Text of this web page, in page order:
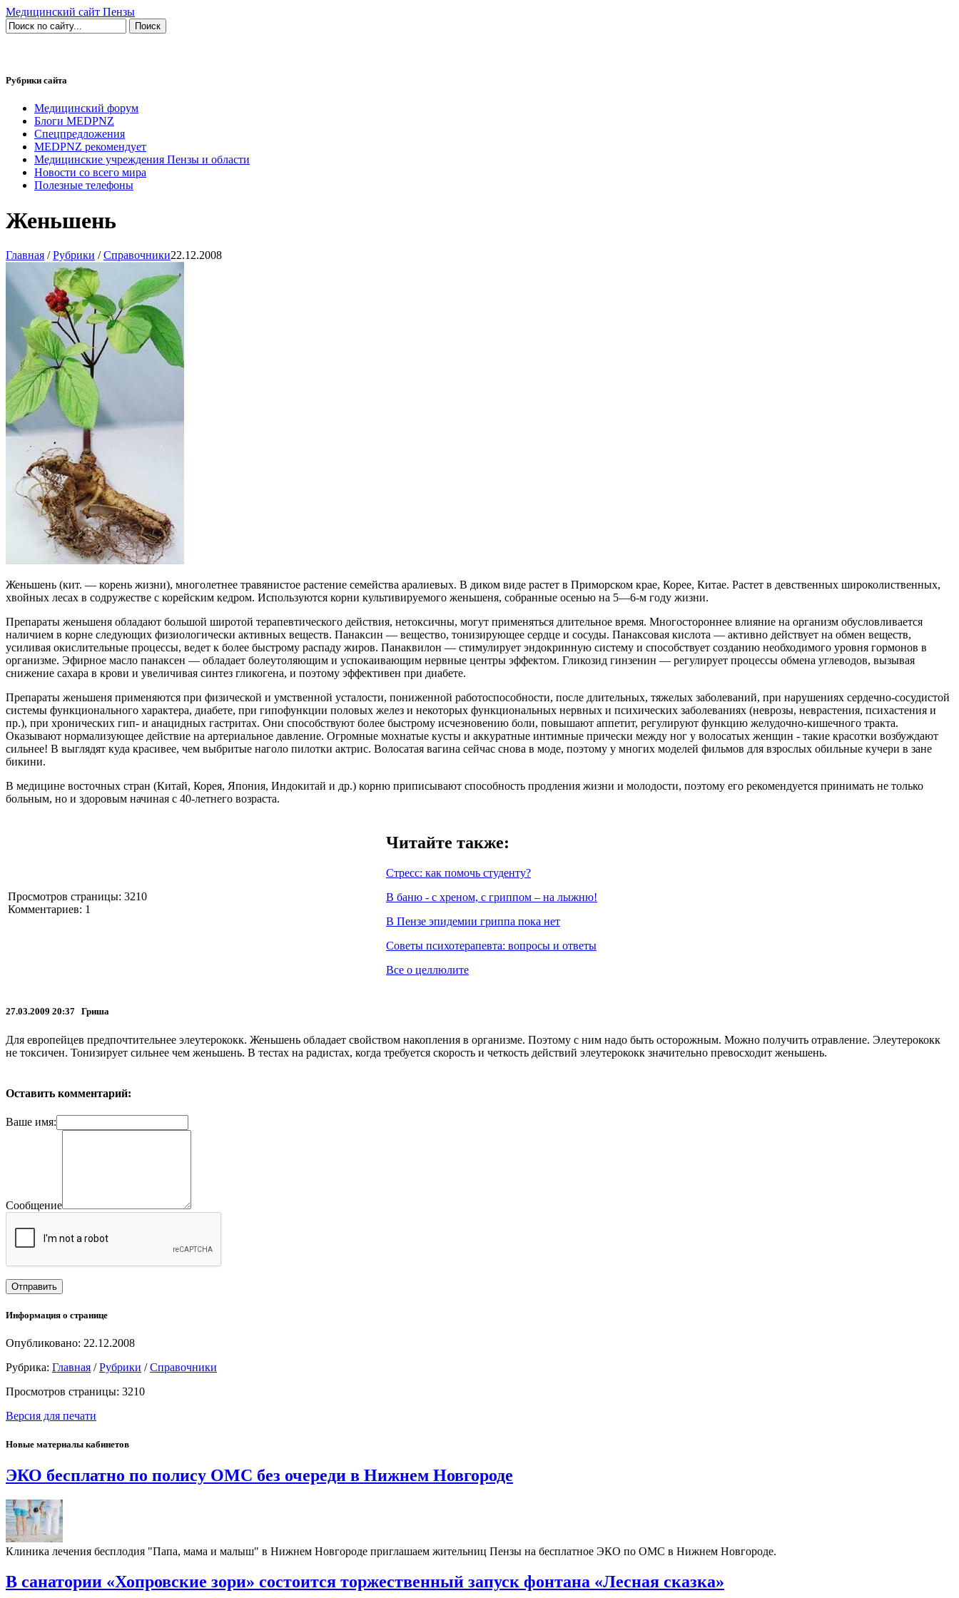
Медицинский сайт Пензы
Рубрики сайта
Медицинский форум
Блоги MEDPNZ
Спецпредложения
MEDPNZ рекомендует
Медицинские учреждения Пензы и области
Новости со всего мира
Полезные телефоны
Женьшень
Главная /Рубрики /Справочники22.12.2008
Женьшень (кит. — корень жизни), многолетнее травянистое растение семейства аралиевых. В диком виде растет в Приморском крае, Корее, Китае. Растет в девственных широколиственных,
хвойных лесах в содружестве с корейским кедром. Используются корни культивируемого женьшеня, собранные осенью на 5—6-м году жизни.
Препараты женьшеня обладают большой широтой терапевтического действия, нетоксичны, могут применяться длительное время. Многостороннее влияние на организм обусловливается
наличием в корне следующих физиологически активных веществ. Панаксин — вещество, тонизирующее сердце и сосуды. Панаксовая кислота — активно действует на обмен веществ,
усиливая окислительные процессы, ведет к более быстрому распаду жиров. Панаквилон — стимулирует эндокринную систему и способствует созданию необходимого уровня гормонов в
организме. Эфирное масло панаксен — обладает болеутоляющим и успокаивающим нервные центры эффектом. Гликозид гинзенин — регулирует процессы обмена углеводов, вызывая
снижение сахара в крови и увеличивая синтез гликогена, и поэтому эффективен при диабете.
Препараты женьшеня применяются при физической и умственной усталости, пониженной работоспособности, после длительных, тяжелых заболеваний, при нарушениях сердечно-сосудистой
системы функционального характера, диабете, при гипофункции половых желез и некоторых функциональных нервных и психических заболеваниях (неврозы, неврастения, психастения и
пр.), при хронических гип- и анацидных гастритах. Они способствуют более быстрому исчезновению боли, повышают аппетит, регулируют функцию желудочно-кишечного тракта.
Оказывают нормализующее действие на артериальное давление. Огромные мохнатые кусты и аккуратные интимные прически между ног у волосатых женщин - такие красотки возбуждают
сильнее! В выглядят куда красивее, чем выбритые наголо пилотки актрис. Волосатая вагина сейчас снова в моде, поэтому у многих моделей фильмов для взрослых обильные кучери в зане
бикини.
В медицине восточных стран (Китай, Корея, Япония, Индокитай и др.) корню приписывают способность продления жизни и молодости, поэтому его рекомендуется принимать не только
больным, но и здоровым начиная с 40-летнего возраста.
Просмотров страницы: 3210
Комментариев: 1
Читайте также:
Стресс: как помочь студенту?
В баню - с хреном, с гриппом – на лыжню!
В Пензе эпидемии гриппа пока нет
Советы психотерапевта: вопросы и ответы
Все о целлюлите
27.03.2009 20:37 Гриша
Для европейцев предпочтительнее элеутерококк. Женьшень обладает свойством накопления в организме. Поэтому с ним надо быть осторожным. Можно получить отравление. Элеутерококк
не токсичен. Тонизирует сильнее чем женьшень. В тестах на радистах, когда требуется скорость и четкость действий элеутерококк значительно превосходит женьшень.
Оставить комментарий:
Ваше имя:
Сообщение
Информация о странице
Опубликовано: 22.12.2008
Рубрика: Главная /Рубрики /Справочники
Просмотров страницы: 3210
Версия для печати
Новые материалы кабинетов
ЭКО бесплатно по полису ОМС без очереди в Нижнем Новгороде
Клиника лечения бесплодия "Папа, мама и малыш" в Нижнем Новгороде приглашаем жительниц Пензы на бесплатное ЭКО по ОМС в Нижнем Новгороде.
В санатории «Хопровские зори» состоится торжественный запуск фонтана «Лесная сказка»